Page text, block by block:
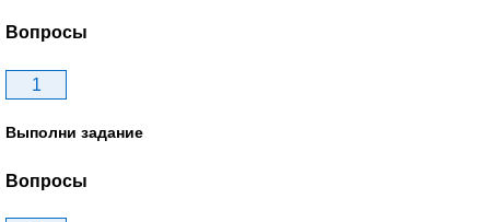
Вопросы
1
Выполни задание
Вопросы